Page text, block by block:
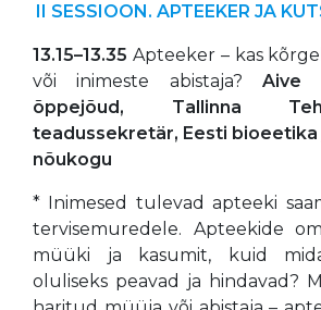
II SESSIOON. APTEEKER JA
13.15–13.35 Apteeker – kas
või inimeste abistaja?Aive
õppejõud, Tallinna
teadussekretär, Eesti bioeetika
nõukogu
* Inimesed tulevad apteeki
tervisemuredele. Apteekide
müüki ja kasumit, kuid
oluliseks peavad ja hindavad?